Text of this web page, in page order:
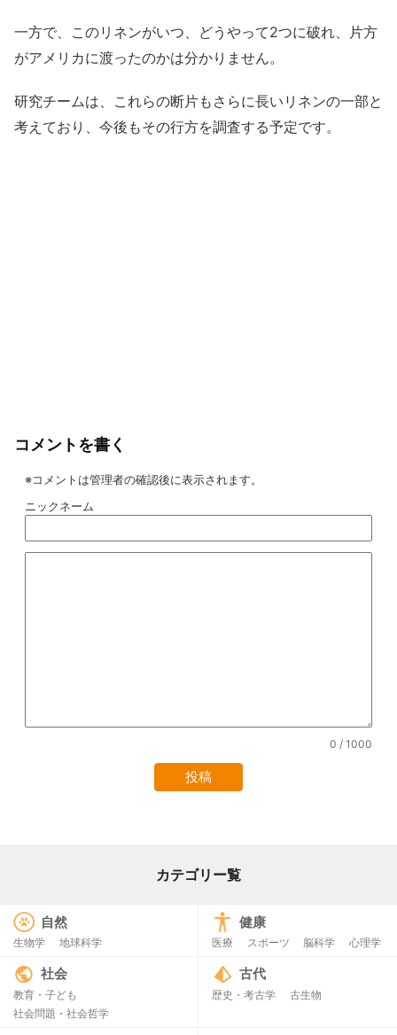
一方で、このリネンがいつ、どうやって2つに破れ、片方
がアメリカに渡ったのかは分かりません。
研究チームは、これらの断片もさらに長いリネンの一部と
考えており、今後もその行方を調査する予定です。
コメントを書く
※コメントは管理者の確認後に表示されます。
ニックネーム
0 / 1000
カテゴリー覧
自然
生物学 地球科学
健康
医療 スポーツ 脳科学 心理学
社会
教育・子ども
社会問題・社会哲学
古代
歴史・考古学 古生物